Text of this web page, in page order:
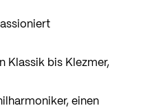
Klassik bis Klezmer,
einen